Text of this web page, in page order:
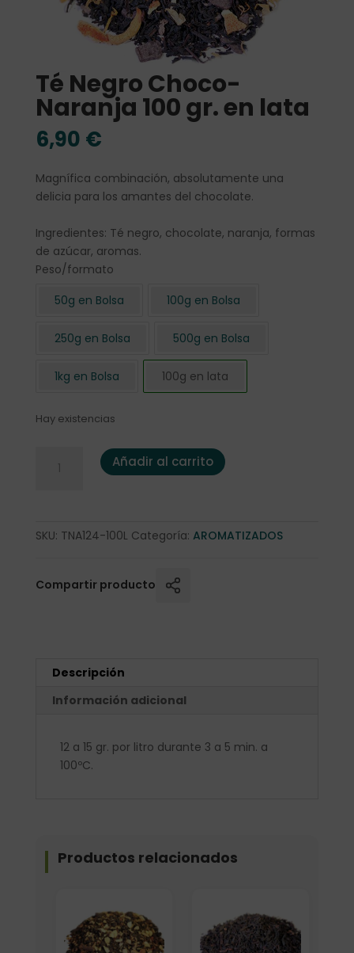
Té Negro Choco-
Naranja 100 gr. en lata
6,90 €
Magnífica combinación, absolutamente una
delicia para los amantes del chocolate.
Ingredientes: Té negro, chocolate, naranja, formas
de azúcar, aromas.
Peso/formato
50g en Bolsa
100g en Bolsa
250g en Bolsa 500g en Bolsa
1kg en Bolsa 100g en lata
Hay existencias
Té Negro Choco-Naranja 100 gr. en lata cantidad
Añadir al carrito
SKU: TNA124-100L Categoría: AROMATIZADOS
Compartir producto
Descripción
Información adicional
12 a 15 gr. por litro durante 3 a 5 min. a
100ºC.
Productos relacionados